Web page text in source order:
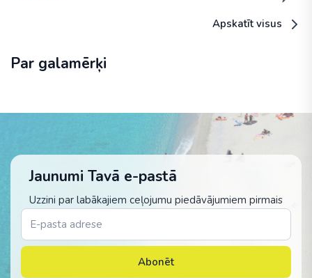
Apskatīt visus
Par galamērķi
Jaunumi Tavā e-pastā
Uzzini par labākajiem ceļojumu piedāvājumiem pirmais
Abonēt